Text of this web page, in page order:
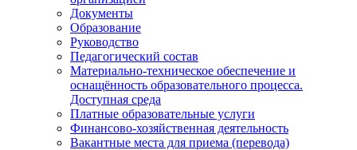
Документы
Образование
Руководство
Педагогический состав
Материально-техническое обеспечение и
оснащённость образовательного процесса.
Доступная среда
Платные образовательные услуги
Финансово-хозяйственная деятельность
Вакантные места для приема (перевода)